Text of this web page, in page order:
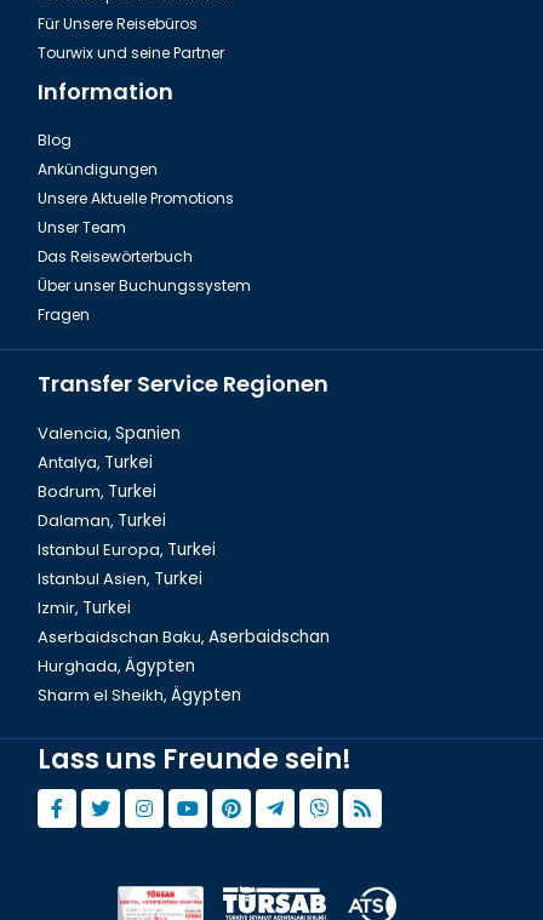
Für Unsere Reisebüros
Tourwix und seine Partner
Information
Blog
Ankündigungen
Unsere Aktuelle Promotions
Unser Team
Das Reisewörterbuch
Über unser Buchungssystem
Fragen
Transfer Service Regionen
Valencia, Spanien
Antalya, Turkei
Bodrum, Turkei
Dalaman, Turkei
Istanbul Europa, Turkei
Istanbul Asien, Turkei
Izmir, Turkei
Aserbaidschan Baku, Aserbaidschan
Hurghada, Ägypten
Sharm el Sheikh, Ägypten
Lass uns Freunde sein!